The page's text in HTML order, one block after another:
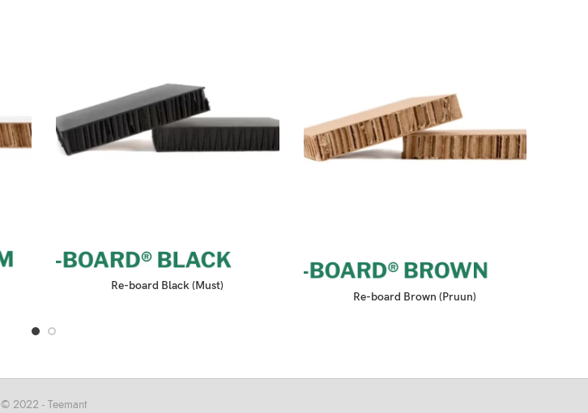
Re-board Black (Must)
Re-board Brown (Pruun)
© 2022 - Teemant